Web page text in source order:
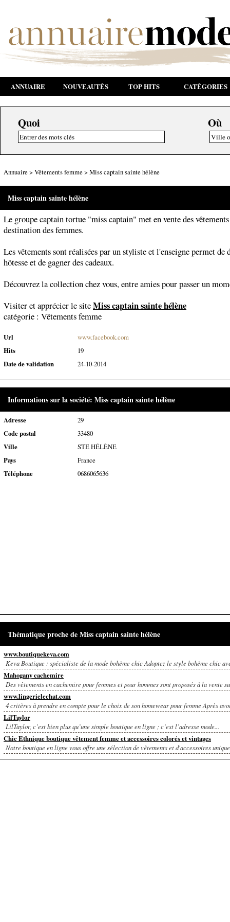
ANNUAIRE NOUVEAUTÉS TOP HITS CATÉGORIES
Quoi Où
Annuaire > Vêtements femme > Miss captain sainte hélène
Miss captain sainte hélène
Le groupe captain tortue "miss captain" met en vente des
destination des femmes.
Les vêtements sont réalisées par un styliste et l'enseigne permet de
hôtesse et de gagner des cadeaux.
Découvrez la collection chez vous, entre amies pour passer un
Visiter et apprécier le siteMiss captain sainte hélène
catégorie : Vêtements femme
Url
www.facebook.com
Hits
19
Date de validation
24-10-2014
Informations sur la société: Miss captain sainte hélène
Adresse
29
Code postal
33480
Ville
STE HÉLÈNE
Pays
France
Téléphone
0686065636
Thématique proche de Miss captain sainte hélène
www.boutiquekeva.com
Keva Boutique : spécialiste de la mode bohème chic Adoptez le style bohème chic
Mahogany cachemire
Des vêtements en cachemire pour femmes et pour hommes sont proposés à la vente
www.lingerielechat.com
4 critères à prendre en compte pour le choix de son homewear pour femme Après
LilTaylor
LilTaylor, c’est bien plus qu’une simple boutique en ligne ; c’est l’adresse mode...
Chic Ethnique boutique vêtement femme et accessoires colorés et vintages
Notre boutique en ligne vous offre une sélection de vêtements et d'accessoires